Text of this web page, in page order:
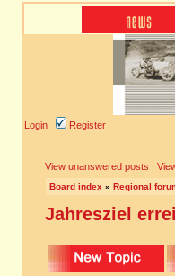
Login Register
View unanswered posts |
Board index » Regional
Jahresziel